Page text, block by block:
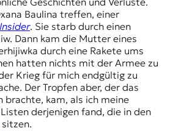
Baulina treffen, einer
. Sie starb durch einen
Dann kam die Mutter eines
durch eine Rakete ums
hatten nichts mit der Armee zu
Krieg für mich endgültig zu
Der Tropfen aber, der das
brachte, kam, als ich meine
derjenigen fand, die in den
sitzen.